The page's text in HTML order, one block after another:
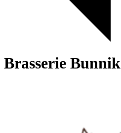
Brasserie Bunnik